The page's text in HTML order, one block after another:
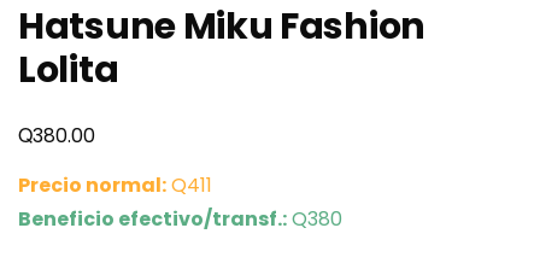
Hatsune Miku Fashion
Lolita
Q380.00
Precio normal:Q411
Beneficio efectivo/transf.:Q380